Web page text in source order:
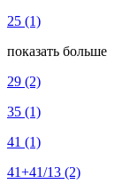
25 (1)
показать больше
29 (2)
35 (1)
41 (1)
41+41/13 (2)